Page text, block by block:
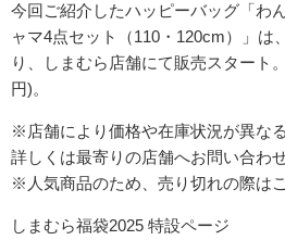
今回ご紹介したハッピーバッグ「わ
ャマ4点セット（110・120cm）」は
り、しまむら店舗にて販売スタート
円)。
※店舗により価格や在庫状況が異な
詳しくは最寄りの店舗へお問い合わ
※人気商品のため、売り切れの際は
しまむら福袋2025 特設ページ